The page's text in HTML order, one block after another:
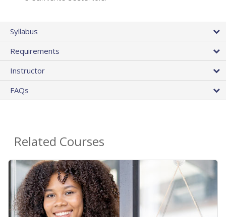
Syllabus
Requirements
Instructor
FAQs
Related Courses